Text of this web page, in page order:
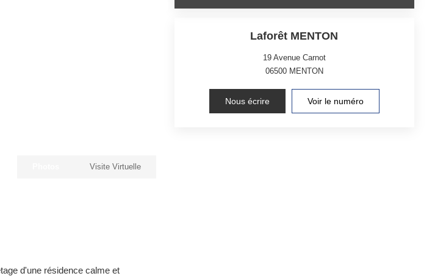
Visite Virtuelle
d'une résidence calme et
Laforêt MENTON
19 Avenue Carnot
06500 MENTON
Nous écrire Voir le numéro